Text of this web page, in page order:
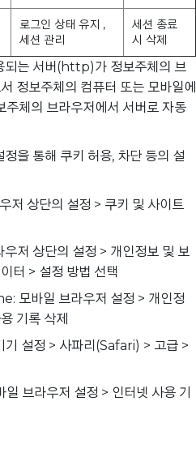
로그인 상태 유지 ,
세션 관리
세션 종료
시 삭제
되는 서버(http)가 정보주체의 브
정보주체의 컴퓨터 또는 모바일에
주체의 브라우저에서 서버로 자동
을 통해 쿠키 허용, 차단 등의 설
상단의 설정 > 쿠키 및 사이트
저 상단의 설정 > 개인정보 및 보
터 > 설정 방법 선택
바일 브라우저 설정 > 개인정
기록 삭제
설정 > 사파리(Safari) > 고급 >
브라우저 설정 > 인터넷 사용 기